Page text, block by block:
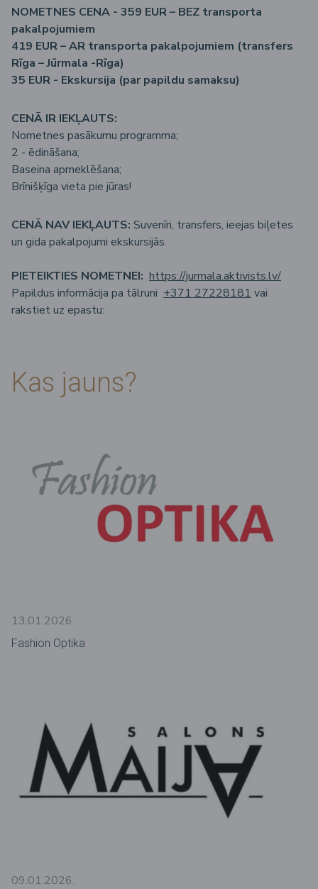
NOMETNES CENA - 359 EUR – BEZ transporta
pakalpojumiem
419 EUR – AR transporta pakalpojumiem (transfers
Rīga – Jūrmala -Rīga)
35 EUR - Ekskursija (par papildu samaksu)
CENĀ IR IEKĻAUTS:
Nometnes pasākumu programma;
2 - ēdināšana;
Baseina apmeklēšana;
Brīnišķīga vieta pie jūras!
CENĀ NAV IEKĻAUTS: Suvenīri, transfers, ieejas biļetes
un gida pakalpojumi ekskursijās.
PIETEIKTIES NOMETNEI: https://jurmala.aktivists.lv/
Papildus informācija pa tālruni +371 27228181 vai
rakstiet uz epastu:
Kas jauns?
13.01.2026.
Fashion Optika
09.01.2026.